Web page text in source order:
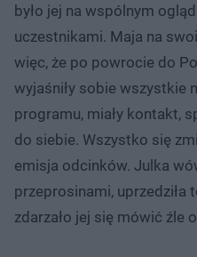
było jej na wspólnym
uczestnikami. Maja na
więc, że po powrocie do
wyjaśniły sobie wszystkie
programu, miały kontakt,
do siebie. Wszystko się
emisja odcinków. Julka
przeprosinami, uprzedziła
zdarzało jej się mówić źle